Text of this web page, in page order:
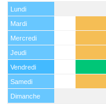
Lundi
Mardi
Mercredi
Jeudi
Vendredi
Samedi
Dimanche